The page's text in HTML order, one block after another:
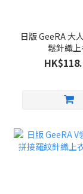
日版 GeeRA 大
鬆針織